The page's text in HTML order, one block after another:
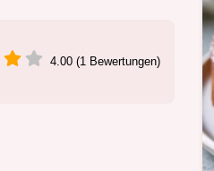
4.00 (1 Bewertungen)